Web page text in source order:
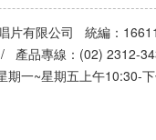
片有限公司 統編：
產品專線：(02)
期一~星期五上午10:30-